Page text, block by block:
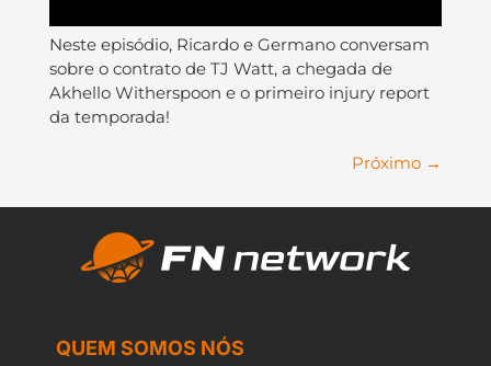
Neste episódio, Ricardo e Germano conversam
sobre o contrato de TJ Watt, a chegada de
Akhello Witherspoon e o primeiro injury report
da temporada!
Próximo →
QUEM SOMOS NÓS